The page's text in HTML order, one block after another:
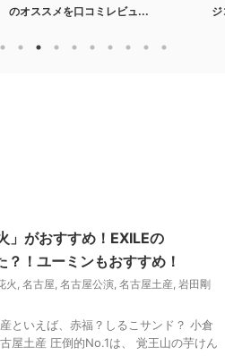
ジコーヒー（ISLAND...
」がおすすめ！EXILEの
！ユーミンもおすすめ！
火 名古屋 名古屋公演 名古屋土産 岩田剛
といえば、赤福？しるこサンド？ 小倉
屋土産 圧倒的No.1は、 覚王山の芋けん